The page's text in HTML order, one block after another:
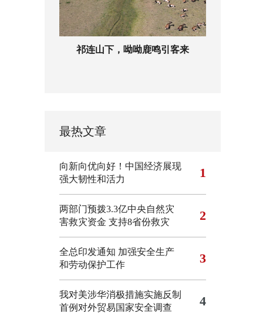
祁连山下，呦呦鹿鸣引客来
最热文章
向新向优向好！中国经济展现
强大韧性和活力
1
两部门预拨3.3亿中央自然灾
害救灾资金 支持8省份救灾
2
全总印发通知 加强安全生产
和劳动保护工作
3
我对美涉华消极措施实施反制
首例对外贸易国家安全调查
4